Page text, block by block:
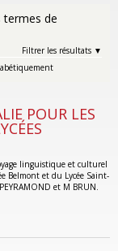
termes de
Filtrer les résultats
POUR LES
linguistique et culturel
Belmont et du Lycée Saint-
et M BRUN.